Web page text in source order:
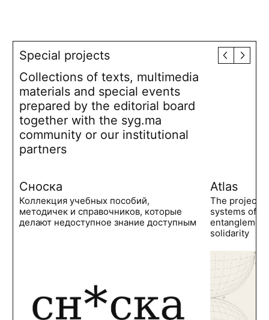
Special projects
Collections of texts, multimedia
materials and special events
prepared by the editorial board
together with the syg.ma
community or our institutional
partners
Сноска
Коллекция учебных пособий,
методичек и справочников, которые
делают недоступное знание доступным
Atlas
The project
systems of
solidarity